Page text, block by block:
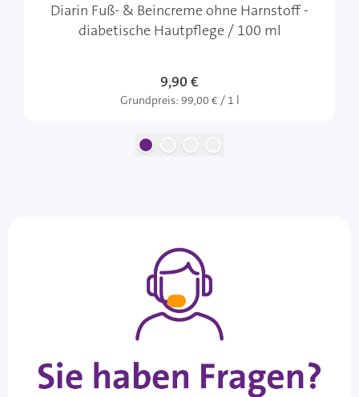
Diarin Fuß- & Beincreme ohne Harnstoff -
diabetische Hautpflege / 100 ml
9,90 €
Grundpreis: 99,00 € / 1 l